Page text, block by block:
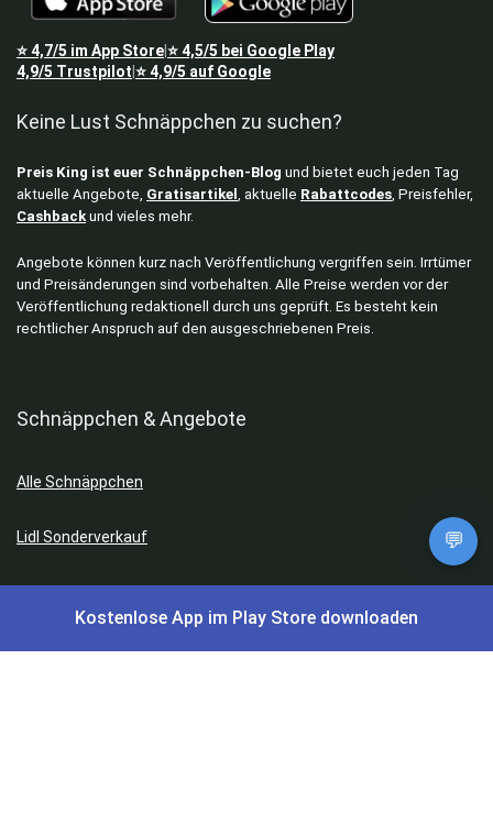
⭐4,7/5 im App Store⭐4,5/5 bei Google Play
4,9/5 Trustpilot ⭐4,9/5 auf Google
Keine Lust Schnäppchen zu suchen?
Preis King ist euer Schnäppchen-Blog und bietet euch jeden Tag
aktuelle Angebote, Gratisartikel , aktuelle Rabattcodes , Preisfehler,
Cashback und vieles mehr.
Angebote können kurz nach Veröffentlichung vergriffen sein. Irrtümer
und Preisänderungen sind vorbehalten. Alle Preise werden vor der
Veröffentlichung redaktionell durch uns geprüft. Es besteht kein
rechtlicher Anspruch auf den ausgeschriebenen Preis.
Schnäppchen & Angebote
Alle Schnäppchen
Lidl Sonderverkauf 💬
Kostenlose App im Play Store downloaden